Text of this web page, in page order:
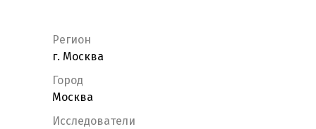
Регион
г. Москва
Город
Москва
Исследователи